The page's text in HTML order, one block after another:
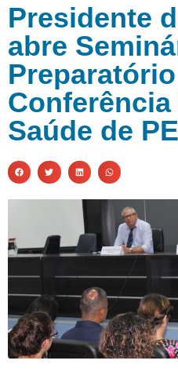
Presidente
abre
Preparatório
Saúde de PE